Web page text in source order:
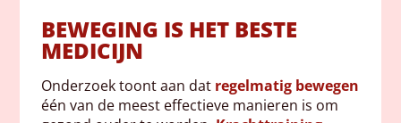
BEWEGING IS HET BESTE
MEDICIJN
Onderzoek toont aan dat regelmatig bewegen
één van de meest effectieve manieren is om